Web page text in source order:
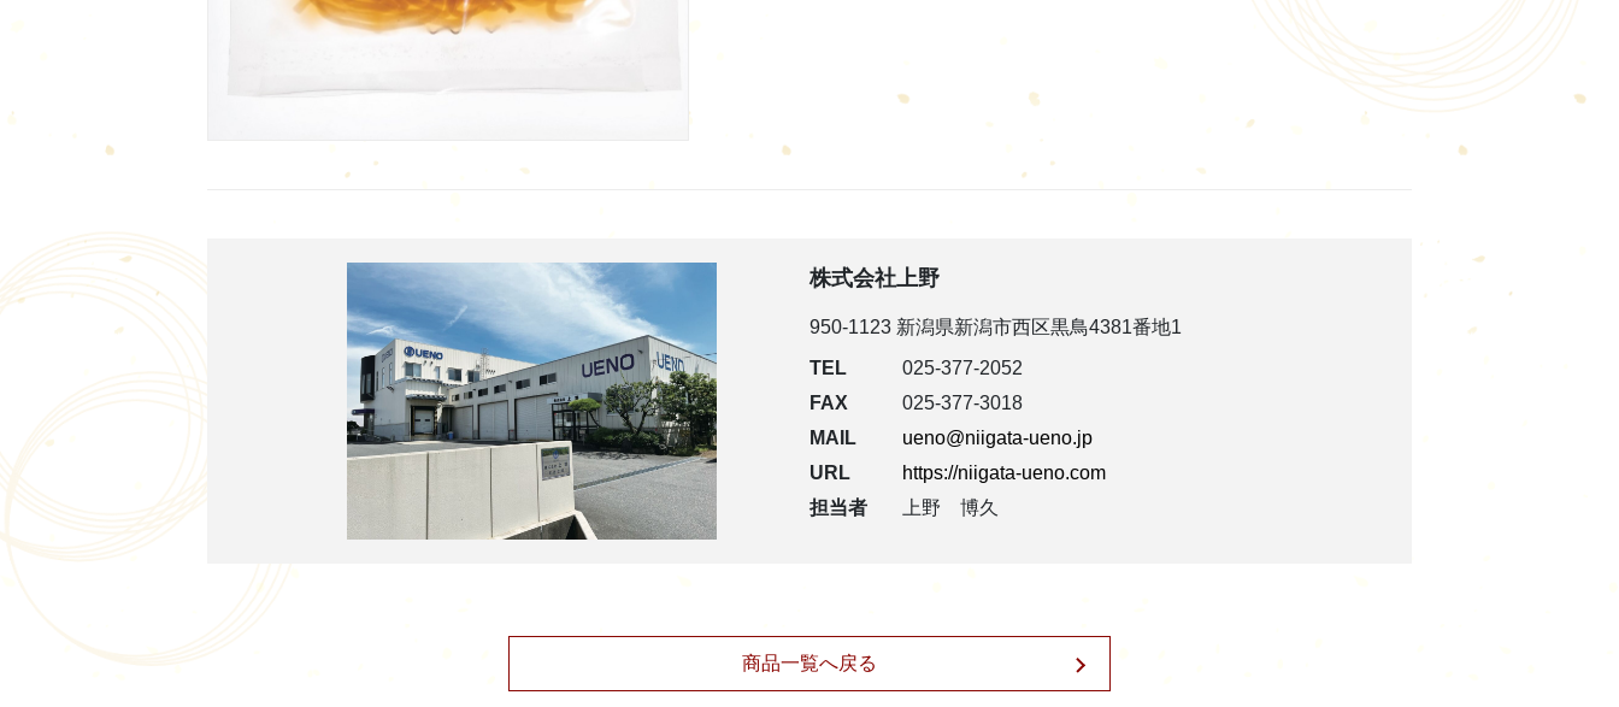
株式会社上野
950-1123 新潟県新潟市西区黒鳥4381番地1
TEL
025-377-2052
FAX
025-377-3018
MAIL
ueno@niigata-ueno.jp
URL
https://niigata-ueno.com
担当者
上野 博久
商品一覧へ戻る